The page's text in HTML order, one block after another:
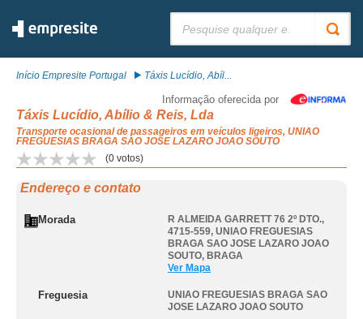
Início Empresite Portugal Táxis Lucídio, Abíl...
Informação oferecida por
Táxis Lucídio, Abílio & Reis, Lda
Transporte ocasional de passageiros em veículos ligeiros, UNIAO
FREGUESIAS BRAGA SAO JOSE LAZARO JOAO SOUTO
(0 votos)
Endereço e contato
Morada
R ALMEIDA GARRETT 76 2º DTO.,
4715-559, UNIAO FREGUESIAS
BRAGA SAO JOSE LAZARO JOAO
SOUTO, BRAGA
Ver Mapa
Freguesia
UNIAO FREGUESIAS BRAGA SAO
JOSE LAZARO JOAO SOUTO